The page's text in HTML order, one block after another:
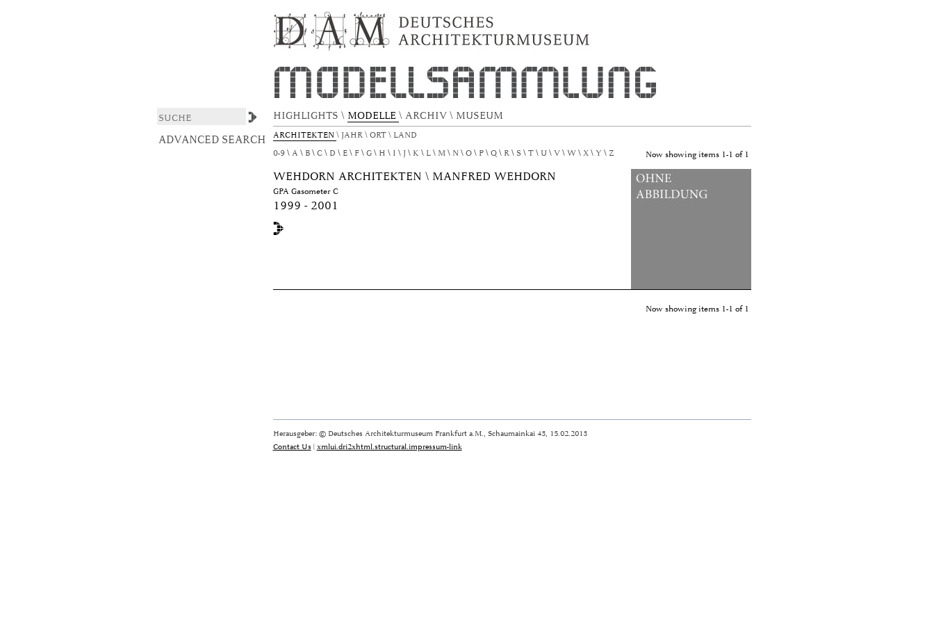
Browsing DAS ARCHITEKTURMODELL by Author "Wehdorn Architekten"
HIGHLIGHTS \ MODELLE \ ARCHIV \ MUSEUM
ARCHITEKTEN \ JAHR \ ORT \ LAND
ADVANCED SEARCH
0-9 A B C D E F G H I J K L M N O P Q R S T U V W X Y Z Now showing items 1-1 of 1
WEHDORN ARCHITEKTEN \ MANFRED WEHDORN
GPA Gasometer C
1999 - 2001
Now showing items 1-1 of 1
Herausgeber: © Deutsches Architekturmuseum Frankfurt a.M., Schaumainkai 43, 15.02.2013
Contact Us| xmlui.dri2xhtml.structural.impressum-link